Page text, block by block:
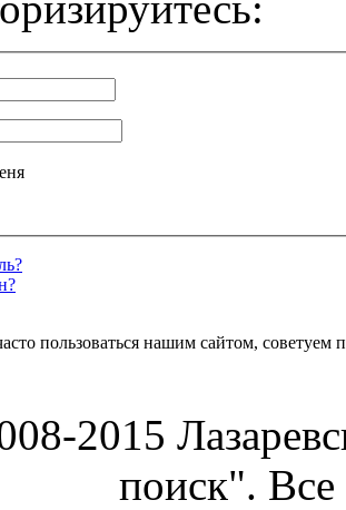
пользоваться нашим сайтом, советуем
2015
поиск".